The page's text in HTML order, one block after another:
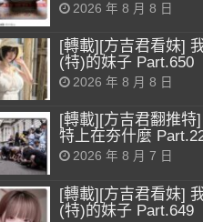
2026 年 8 月 8 日
[轉載][方吉君看妹]
(特)的妹子 Part.650
2026 年 8 月 8 日
[轉載][方吉君翻推特
特上在夯什麼
2026 年 8 月 7 日
[轉載][方吉君看妹]
(特)的妹子 Part.649